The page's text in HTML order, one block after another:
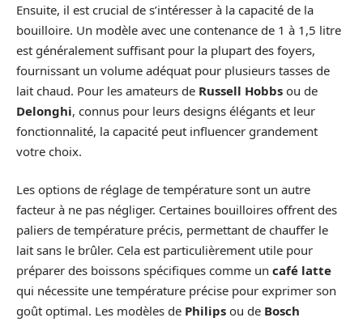
Ensuite, il est crucial de s’intéresser à la capacité de la
bouilloire. Un modèle avec une contenance de 1 à 1,5 litre
est généralement suffisant pour la plupart des foyers,
fournissant un volume adéquat pour plusieurs tasses de
lait chaud. Pour les amateurs de Russell Hobbs ou de
Delonghi, connus pour leurs designs élégants et leur
fonctionnalité, la capacité peut influencer grandement
votre choix.
Les options de réglage de température sont un autre
facteur à ne pas négliger. Certaines bouilloires offrent des
paliers de température précis, permettant de chauffer le
lait sans le brûler. Cela est particulièrement utile pour
préparer des boissons spécifiques comme un café latte
qui nécessite une température précise pour exprimer son
goût optimal. Les modèles de Philips ou de Bosch